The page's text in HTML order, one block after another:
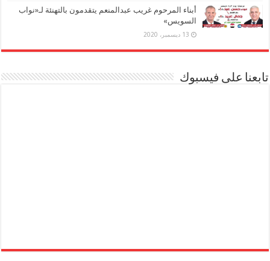
أبناء المرحوم غريب عبدالمنعم يتقدمون بالتهنئة لـ«نواب
السويس»
13 ديسمبر، 2020
تابعنا على فيسبوك